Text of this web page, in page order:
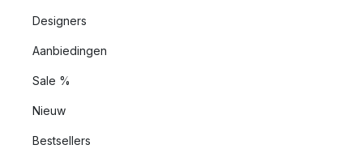
Designers
Aanbiedingen
Sale %
Nieuw
Bestsellers